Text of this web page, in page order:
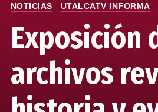
NOTICIAS UTALCATV INFORMA
Exposición
archivos